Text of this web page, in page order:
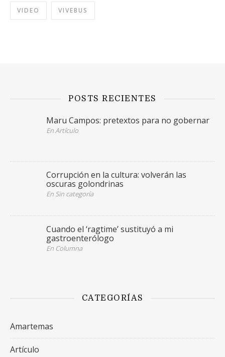
VIDEO VIVEBUS
POSTS RECIENTES
Maru Campos: pretextos para no gobernar
En Artículo
Corrupción en la cultura: volverán las
oscuras golondrinas
En Sin categoría
Cuando el ‘ragtime’ sustituyó a mi
gastroenterólogo
En Columna
CATEGORÍAS
Amartemas
Artículo